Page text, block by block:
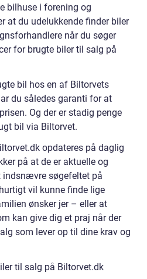
bilhuse i forening og
at du udelukkende finder biler
når du søger
for brugte biler til salg på
bil hos en af Biltorvets
du således garanti for at
Og der er stadig penge
bil via Biltorvet.
opdateres på daglig
på at de er aktuelle og
indsnævre søgefeltet på
vil kunne finde lige
ønsker jer – eller at
kan give dig et praj når der
som lever op til dine krav og
til salg på Biltorvet.dk